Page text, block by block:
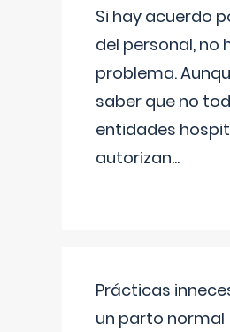
Si hay acuerdo
del personal, no
problema.
saber que no
entidades
autorizan...
Prácticas
un parto normal